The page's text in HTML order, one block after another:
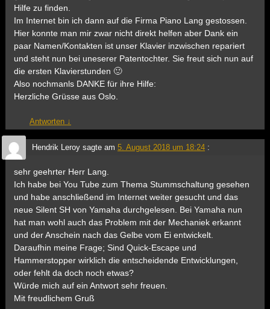
Hilfe zu finden.
Im Internet bin ich dann auf die Firma Piano Lang gestossen.
Hier konnte man mir zwar nicht direkt helfen aber Dank ein
paar Namen/Kontakten ist unser Klavier inzwischen repariert
und steht nun bei uneserer Patentochter. Sie freut sich nun auf
die ersten Klavierstunden 🙂
Also nochmanls DANKE für ihre Hilfe:
Herzliche Grüsse aus Oslo.
Antworten ↓
Hendrik Leroysagte am 5. August 2018 um 18:24 :
sehr geehrter Herr Lang.
Ich habe bei You Tube zum Thema Stummschaltung gesehen
und habe anschließend im Internet weiter gesucht und das
neue Silent SH von Yamaha durchgelesen. Bei Yamaha nun
hat man wohl auch das Problem mit der Mechaniek erkannt
und der Anschein nach das Gelbe vom Ei entwickelt.
Daraufhin meine Frage; Sind Quick-Escape und
Hammerstopper wirklich die entscheidende Entwicklungen,
oder fehlt da doch noch etwas?
Würde mich auf ein Antwort sehr freuen.
Mit freudlichem Gruß